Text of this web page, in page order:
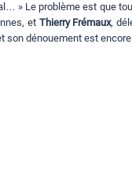
» Le problème est que
et Thierry Frémaux,
son dénouement est